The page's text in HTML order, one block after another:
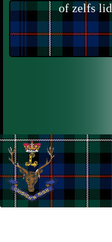
of zelfs lid